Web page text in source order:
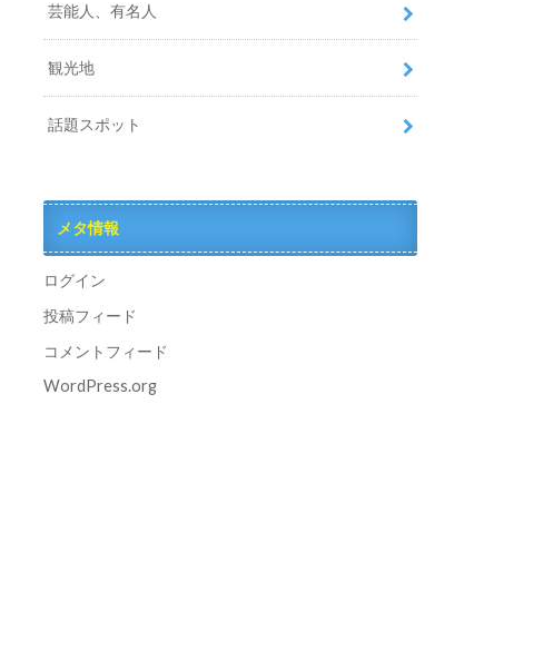
芸能人、有名人
観光地
話題スポット
メタ情報
ログイン
投稿フィード
コメントフィード
WordPress.org